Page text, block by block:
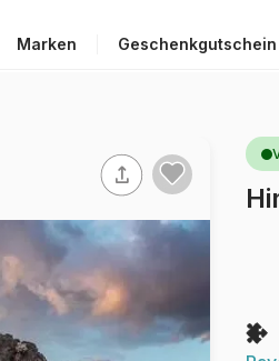
Marken Geschenkgutschein